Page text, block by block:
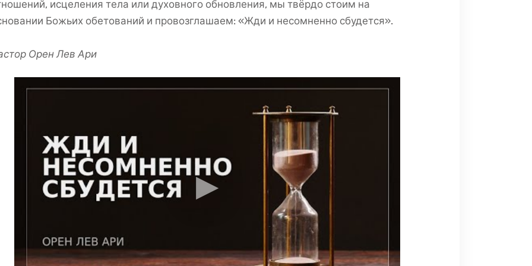
исцеления тела или духовного обновления, мы твёрдо стоим на
Божьих обетований и провозглашаем: «Жди и несомненно сбудется».
Орен Лев Ари